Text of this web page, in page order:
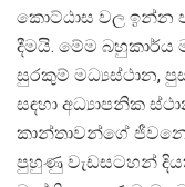
කොට්ඨාස වල ඉන්න
දීමයි. මේම බහුකාර්ය
සුරකුම් මධ්‍යස්ථාන,
සඳහා අධ්‍යාපනික
කාන්තාවන්ගේ
පුහුණු වැඩසටහන්